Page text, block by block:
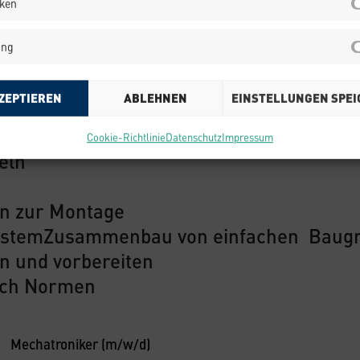
ABLEHNEN EINSTELLUNGEN
Cookie-RichtlinieDatenschutzImpressum
Teilen
zur Montage
von einfachen
und vorbereiten
Normen
Mechatroniker (m/w/d)